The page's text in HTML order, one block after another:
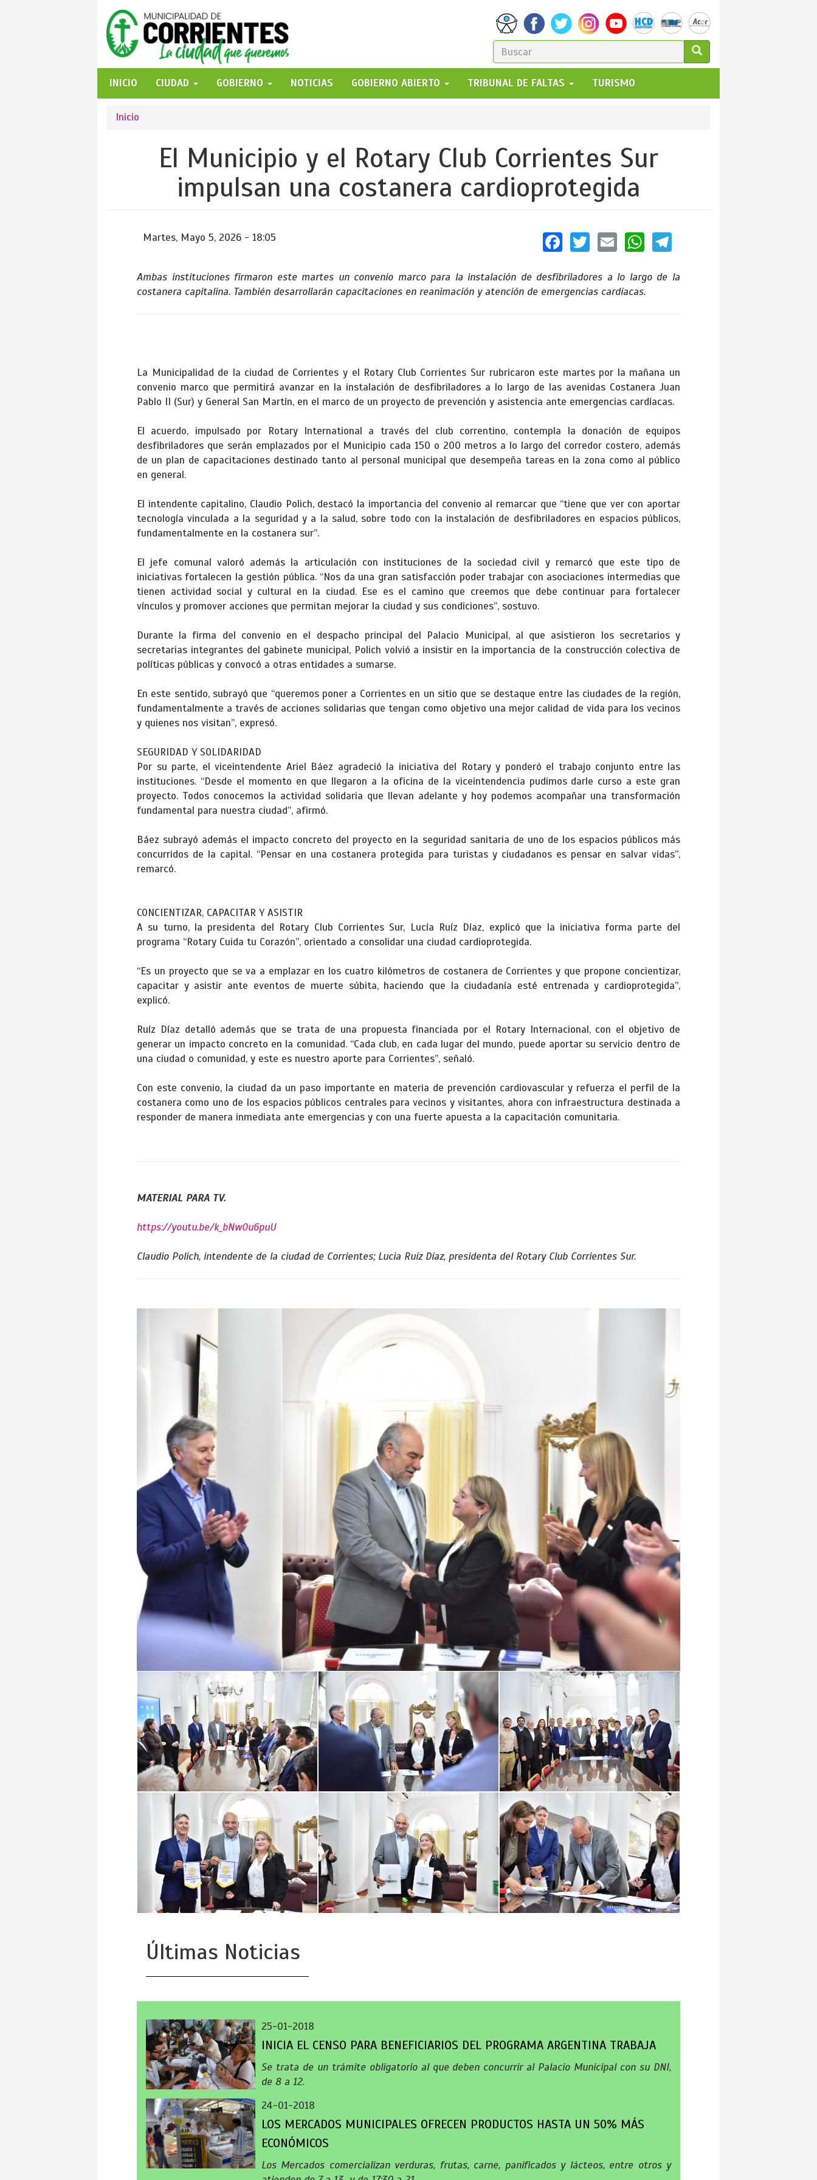
FORMULARIO
DE
BÚSQUEDA
GO!
INICIO
CIUDAD GOBIERNO NOTICIAS GOBIERNO ABIERTO TRIBUNAL DE FALTAS TURISMO
Se
encuentra
Inicio
El Municipio y el Rotary Club Corrientes Sur
impulsan una costanera cardioprotegida
Martes, Mayo 5, 2026 - 18:05 Facebook
Twitter
EmailWhatsApp
Telegram
Ambas instituciones firmaron este martes un convenio marco para la instalación de desfibriladores a lo largo de la
costanera capitalina. También desarrollarán capacitaciones en reanimación y atención de emergencias cardíacas.
La Municipalidad de la ciudad de Corrientes y el Rotary Club Corrientes Sur rubricaron este martes por la mañana un
convenio marco que permitirá avanzar en la instalación de desfibriladores a lo largo de las avenidas Costanera Juan
Pablo II (Sur) y General San Martín, en el marco de un proyecto de prevención y asistencia ante emergencias cardíacas.
El acuerdo, impulsado por Rotary International a través del club correntino, contempla la donación de equipos
desfibriladores que serán emplazados por el Municipio cada 150 o 200 metros a lo largo del corredor costero, además
de un plan de capacitaciones destinado tanto al personal municipal que desempeña tareas en la zona como al público
en general.
El intendente capitalino, Claudio Polich, destacó la importancia del convenio al remarcar que “tiene que ver con aportar
tecnología vinculada a la seguridad y a la salud, sobre todo con la instalación de desfibriladores en espacios públicos,
fundamentalmente en la costanera sur”.
El jefe comunal valoró además la articulación con instituciones de la sociedad civil y remarcó que este tipo de
iniciativas fortalecen la gestión pública. “Nos da una gran satisfacción poder trabajar con asociaciones intermedias que
tienen actividad social y cultural en la ciudad. Ese es el camino que creemos que debe continuar para fortalecer
vínculos y promover acciones que permitan mejorar la ciudad y sus condiciones”, sostuvo.
Durante la firma del convenio en el despacho principal del Palacio Municipal, al que asistieron los secretarios y
secretarias integrantes del gabinete municipal, Polich volvió a insistir en la importancia de la construcción colectiva de
políticas públicas y convocó a otras entidades a sumarse.
En este sentido, subrayó que “queremos poner a Corrientes en un sitio que se destaque entre las ciudades de la región,
fundamentalmente a través de acciones solidarias que tengan como objetivo una mejor calidad de vida para los vecinos
y quienes nos visitan”, expresó.
SEGURIDAD Y SOLIDARIDAD
Por su parte, el viceintendente Ariel Báez agradeció la iniciativa del Rotary y ponderó el trabajo conjunto entre las
instituciones. “Desde el momento en que llegaron a la oficina de la viceintendencia pudimos darle curso a este gran
proyecto. Todos conocemos la actividad solidaria que llevan adelante y hoy podemos acompañar una transformación
fundamental para nuestra ciudad”, afirmó.
Báez subrayó además el impacto concreto del proyecto en la seguridad sanitaria de uno de los espacios públicos más
concurridos de la capital. “Pensar en una costanera protegida para turistas y ciudadanos es pensar en salvar vidas”,
remarcó.
CONCIENTIZAR, CAPACITAR Y ASISTIR
A su turno, la presidenta del Rotary Club Corrientes Sur, Lucía Ruíz Díaz, explicó que la iniciativa forma parte del
programa “Rotary Cuida tu Corazón”, orientado a consolidar una ciudad cardioprotegida.
“Es un proyecto que se va a emplazar en los cuatro kilómetros de costanera de Corrientes y que propone concientizar,
capacitar y asistir ante eventos de muerte súbita, haciendo que la ciudadanía esté entrenada y cardioprotegida”,
explicó.
Ruíz Díaz detalló además que se trata de una propuesta financiada por el Rotary Internacional, con el objetivo de
generar un impacto concreto en la comunidad. “Cada club, en cada lugar del mundo, puede aportar su servicio dentro de
una ciudad o comunidad, y este es nuestro aporte para Corrientes”, señaló.
Con este convenio, la ciudad da un paso importante en materia de prevención cardiovascular y refuerza el perfil de la
costanera como uno de los espacios públicos centrales para vecinos y visitantes, ahora con infraestructura destinada a
responder de manera inmediata ante emergencias y con una fuerte apuesta a la capacitación comunitaria.
MATERIAL PARA TV.
https://youtu.be/k_bNw0u6puU
Claudio Polich, intendente de la ciudad de Corrientes; Lucia Ruíz Díaz, presidenta del Rotary Club Corrientes Sur.
Últimas Noticias
25-01-2018
INICIA EL CENSO PARA BENEFICIARIOS DEL PROGRAMA ARGENTINA TRABAJA
Se trata de un trámite obligatorio al que deben concurrir al Palacio Municipal con su DNI,
de 8 a 12.
24-01-2018
LOS MERCADOS MUNICIPALES OFRECEN PRODUCTOS HASTA UN 50% MÁS
ECONÓMICOS
Los Mercados comercializan verduras, frutas, carne, panificados y lácteos, entre otros y